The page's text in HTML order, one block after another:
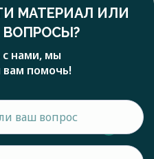
МАТЕРИАЛ ИЛИ
нами, мы
вам помочь!